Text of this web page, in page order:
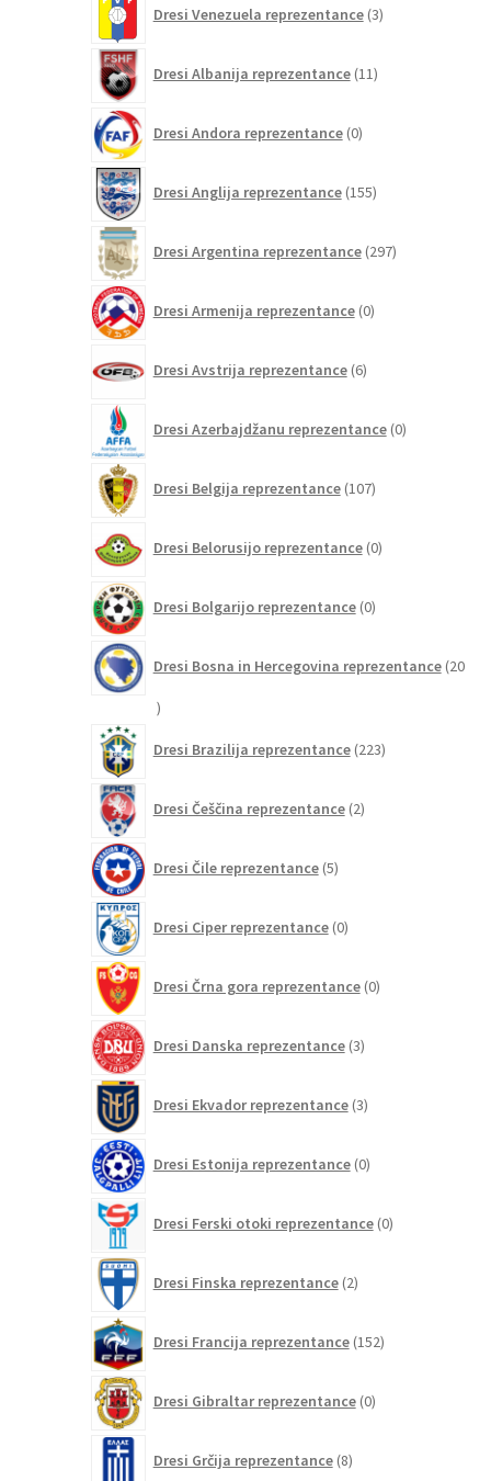
Dresi Venezuela reprezentance 3izdelki
Dresi Albanija reprezentance 11izdelkov
Dresi Andora reprezentance 0izdelkov
Dresi Anglija reprezentance 155izdelkov
Dresi Argentina reprezentance 297izdelkov
Dresi Armenija reprezentance 0izdelkov
Dresi Avstrija reprezentance 6izdelkov
Dresi Azerbajdžanu reprezentance 0izdelkov
Dresi Belgija reprezentance 107izdelkov
Dresi Belorusijo reprezentance 0izdelkov
Dresi Bolgarijo reprezentance 0izdelkov
Dresi Bosna in Hercegovina reprezentance 20
20
Dresi Brazilija reprezentance 223izdelkov
Dresi Češčina reprezentance 2izdelka
Dresi Čile reprezentance 5izdelkov
Dresi Ciper reprezentance 0izdelkov
Dresi Črna gora reprezentance 0izdelkov
Dresi Danska reprezentance 3izdelki
Dresi Ekvador reprezentance 3izdelki
Dresi Estonija reprezentance 0izdelkov
Dresi Ferski otoki reprezentance 0izdelkov
Dresi Finska reprezentance 2izdelka
Dresi Francija reprezentance 152izdelkov
Dresi Gibraltar reprezentance 0izdelkov
Dresi Grčija reprezentance 8izdelkov